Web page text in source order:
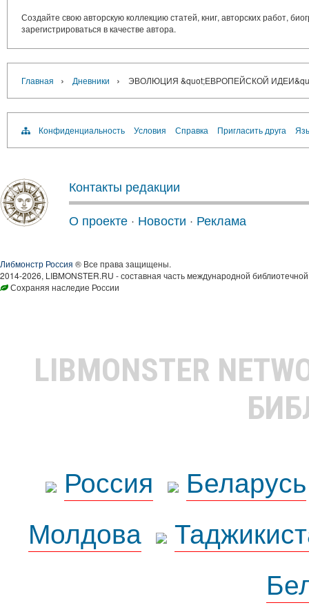
Создайте свою авторскую коллекцию статей, книг, авторских работ,
зарегистрироваться в качестве автора.
Главная › Дневники › ЭВОЛЮЦИЯ &quot;ЕВРОПЕЙСКОЙ
Конфиденциальность Условия Справка Пригласить друга
Контакты редакции
О проекте · Новости · Реклама
Либмонстр Россия ® Все права защищены.
2014-2026, LIBMONSTER.RU - составная часть международной
Сохраняя наследие России
LIBMONSTER
Россия
Беларусь
Молдова